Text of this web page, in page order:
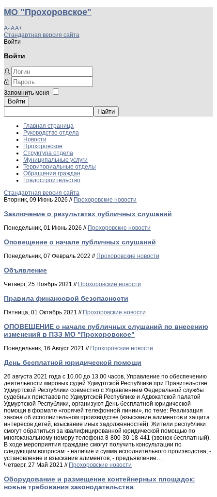
МО "Прохоровское"
A-AA+
Стандартная версия сайта
Войти
Войти
Запомнить меня
Войти
Главная страница
Руководство отдела
Новости
Прохоровское
Структура отдела
Муниципальные услуги
Территориальные отделы
Обращения граждан
Градостроительство
Стандартная версия сайта
Вторник, 09 Июнь 2026 // Прохоровские новости
Заключение о результатах публичных слушаний
Понедельник, 01 Июнь 2026 // Прохоровские новости
Оповещение о начале публичных слушаний
Понедельник, 07 Февраль 2022 // Прохоровские новости
Объявление
Четверг, 25 Ноябрь 2021 // Прохоровские новости
Правила финансовой безопасности
Пятница, 01 Октябрь 2021 // Прохоровские новости
ОПОВЕЩЕНИЕ о начале публичных слушаний по внесению
изменений в ПЗЗ МО "Прохоровское"
Понедельник, 16 Август 2021 // Прохоровские новости
День бесплатной юридической помощи
26 августа 2021 года с 10.00 до 13.00 часов, Управление по обеспечению
деятельности мировых судей Удмуртской Республики при Правительстве
Удмуртской Республики совместно с Управлением Федеральной службы
судебных приставов по Удмуртской Республике и Адвокатской палатой
Удмуртской Республики, организуют День бесплатной юридической
помощи в формате «горячей телефонной линии», по теме: Реализация
закона об исполнительном производстве (взыскание алиментов и защита
интересов детей, взыскание иных задолженностей). Жители республики
смогут обратиться за квалифицированной юридической помощью по
многоканальному номеру телефона 8-800-30-18-441 (звонок бесплатный).
В ходе мероприятия граждане смогут получить консультации по
следующим вопросам: - наличие и сумма исполнительного производства; -
установление и взыскание алиментов; - предъявление…
Четверг, 27 Май 2021 // Прохоровские новости
Оборудование и размещение контейнерных площадок:
новые требования законодательства